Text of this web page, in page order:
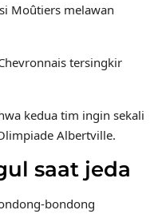
Moûtiers melawan
tersingkir
kedua tim ingin sekali
Albertville.
saat jeda
bondong